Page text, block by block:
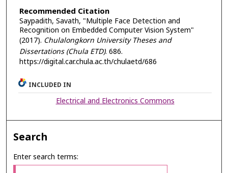
Recommended Citation
Saypadith, Savath, "Multiple Face Detection and
Recognition on Embedded Computer Vision System"
(2017). Chulalongkorn University Theses and
Dissertations (Chula ETD). 686.
https://digital.car.chula.ac.th/chulaetd/686
INCLUDED IN
Electrical and Electronics Commons
Search
Enter search terms: